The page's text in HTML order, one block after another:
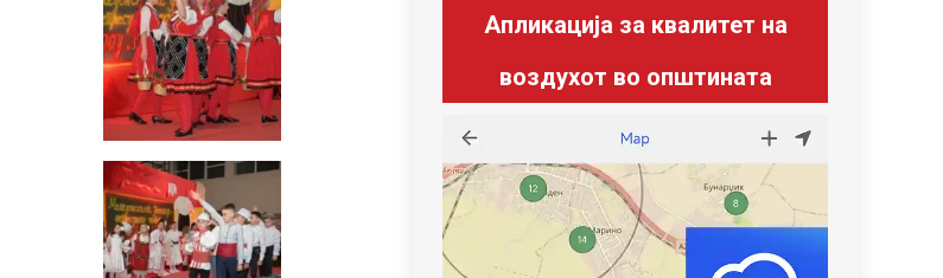
Апликација за квалитет на
воздухот во општината